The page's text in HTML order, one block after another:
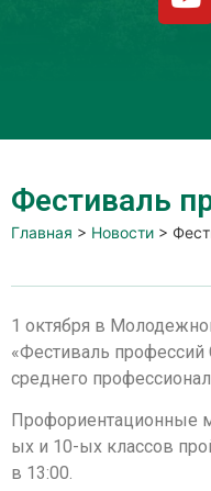
Фестиваль
Главная > Новости >
1 октября в
«Фестиваль
среднего
Профориентационные
ых и 10-ых классов
в 13:00.